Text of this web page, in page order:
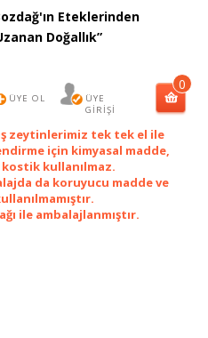
Eteklerinden
Doğallık”
ÜYE OL
ÜYE
GİRİŞİ
0
zeytinlerimiz tek tek el ile
için kimyasal madde,
kullanılmaz.
da koruyucu madde ve
ile ambalajlanmıştır.